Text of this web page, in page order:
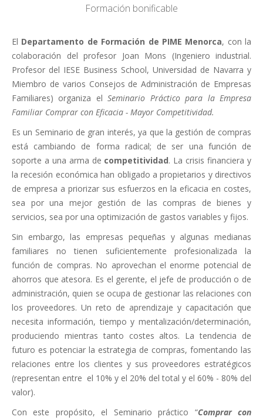
Formación bonificable
El Departamento de Formación de PIME Menorca, con la
colaboración del profesor Joan Mons (Ingeniero industrial.
Profesor del IESE Business School, Universidad de Navarra y
Miembro de varios Consejos de Administración de Empresas
Familiares) organiza elSeminario Práctico para la Empresa
Familiar Comprar con Eficacia - Mayor Competitividad.
Es un Seminario de gran interés, ya que la gestión de compras
está cambiando de forma radical; de ser una función de
soporte a una arma de competitividad. La crisis financiera y
la recesión económica han obligado a propietarios y directivos
de empresa a priorizar sus esfuerzos en la eficacia en costes,
sea por una mejor gestión de las compras de bienes y
servicios, sea por una optimización de gastos variables y fijos.
Sin embargo, las empresas pequeñas y algunas medianas
familiares no tienen suficientemente profesionalizada la
función de compras. No aprovechan el enorme potencial de
ahorros que atesora. Es el gerente, el jefe de producción o de
administración, quien se ocupa de gestionar las relaciones con
los proveedores. Un reto de aprendizaje y capacitación que
necesita información, tiempo y mentalización/determinación,
produciendo mientras tanto costes altos. La tendencia de
futuro es potenciar la estrategia de compras, fomentando las
relaciones entre los clientes y sus proveedores estratégicos
(representan entre el 10% y el 20% del total y el 60% - 80% del
valor).
Con este propósito, el Seminario práctico “Comprar con